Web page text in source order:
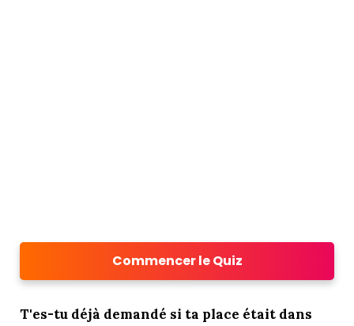
Commencer le Quiz
T'es-tu déjà demandé si ta place était dans